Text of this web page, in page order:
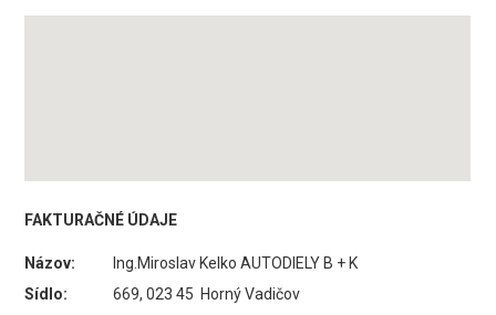
FAKTURAČNÉ ÚDAJE
Názov:
Ing.Miroslav Kelko AUTODIELY B + K
Sídlo:
669, 023 45 Horný Vadičov